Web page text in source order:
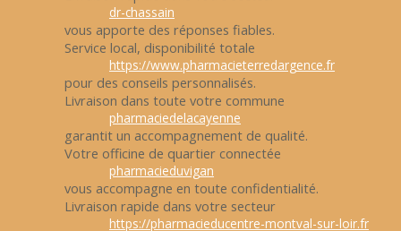
dr-chassain
vous apporte des réponses fiables.
Service local, disponibilité totale
https://www.pharmacieterredargence.fr
pour des conseils personnalisés.
Livraison dans toute votre commune
pharmaciedelacayenne
garantit un accompagnement de qualité.
Votre officine de quartier connectée
pharmacieduvigan
vous accompagne en toute confidentialité.
Livraison rapide dans votre secteur
https://pharmacieducentre-montval-sur-loir.fr